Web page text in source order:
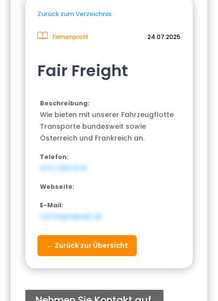
Zurück zum Verzeichnis.
Firmenprofil 24.07.2025
Fair Freight
Beschreibung:
Wie bieten mit unserer Fahrzeugflotte
Transporte bundesweit sowie
Österreich und Frankreich an.
Telefon:
0172 / 855 30 18
Webseite:
E-Mail:
fairfreight@web.de
← Zurück zur Übersicht